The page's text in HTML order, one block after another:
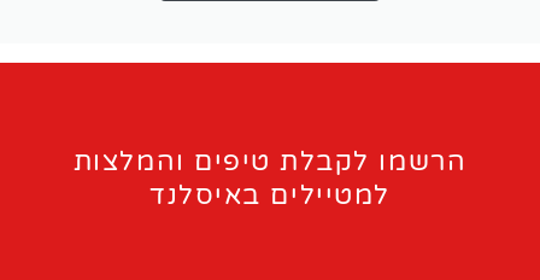
הרשמו לקבלת טיפים והמלצות
למטיילים באיסלנד